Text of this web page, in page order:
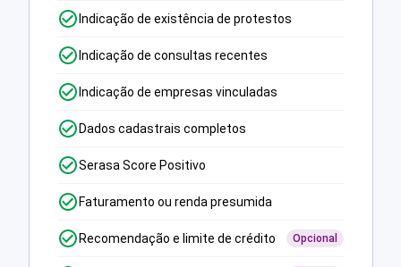
Indicação de existência de protestos
Indicação de consultas recentes
Indicação de empresas vinculadas
Dados cadastrais completos
Serasa Score Positivo
Faturamento ou renda presumida
Recomendação e limite de crédito Opcional